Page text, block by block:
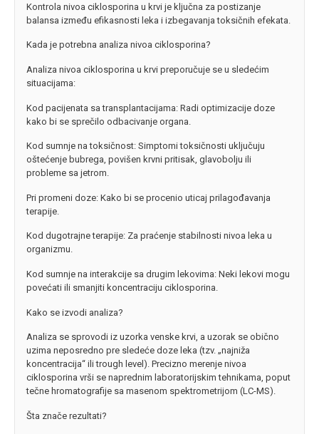
Kontrola nivoa ciklosporina u krvi je ključna za postizanje
balansa između efikasnosti leka i izbegavanja toksičnih efekata.
Kada je potrebna analiza nivoa ciklosporina?
Analiza nivoa ciklosporina u krvi preporučuje se u sledećim
situacijama:
Kod pacijenata sa transplantacijama: Radi optimizacije doze
kako bi se sprečilo odbacivanje organa.
Kod sumnje na toksičnost: Simptomi toksičnosti uključuju
oštećenje bubrega, povišen krvni pritisak, glavobolju ili
probleme sa jetrom.
Pri promeni doze: Kako bi se procenio uticaj prilagođavanja
terapije.
Kod dugotrajne terapije: Za praćenje stabilnosti nivoa leka u
organizmu.
Kod sumnje na interakcije sa drugim lekovima: Neki lekovi mogu
povećati ili smanjiti koncentraciju ciklosporina.
Kako se izvodi analiza?
Analiza se sprovodi iz uzorka venske krvi, a uzorak se obično
uzima neposredno pre sledeće doze leka (tzv. „najniža
koncentracija“ ili trough level). Precizno merenje nivoa
ciklosporina vrši se naprednim laboratorijskim tehnikama, poput
tečne hromatografije sa masenom spektrometrijom (LC-MS).
Šta znače rezultati?